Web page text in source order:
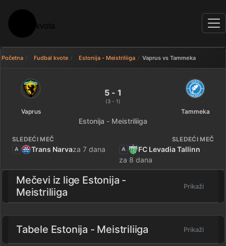
Početna Fudbal kvote Estonija - Meistriliiga Vaprus vs Tammeka
Vaprus 5 - 1 Tammeka —
Vaprus
5 - 1
(3 - 1)
Tammeka
Estonija - Meistriliiga
SLEDEĆI MEČ
A Trans Narvaza 7 dana
SLEDEĆI MEČ
A
FC Levadia Tallinn
za 8 dana
Mečevi iz lige Estonija -
Meistriliiga
Prikaži
Tabele Estonija - Meistriliiga Prikaži